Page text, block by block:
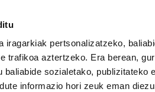
iragarkiak pertsonalizatzeko,
trafikoa aztertzeko. Era berean,
baliabide sozialetako, publizitateko
informazio hori zeuk eman